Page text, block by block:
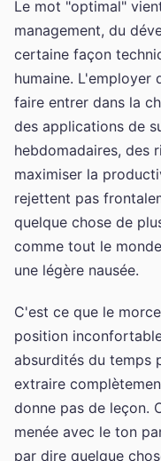
Le mot "optimal"
management, du
certaine façon
humaine. L'employer
faire entrer dans la
des applications de
hebdomadaires, des
maximiser la
rejettent pas
quelque chose de
comme tout le
une légère nausée.
C'est ce que le
position
absurdités du temps
extraire
donne pas de leçon.
menée avec le ton
par dire quelque